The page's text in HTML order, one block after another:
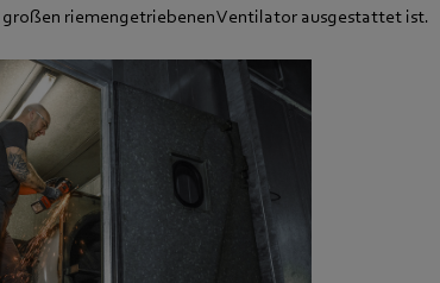
riemengetriebenen Ventilator ausgestattet ist.